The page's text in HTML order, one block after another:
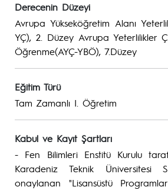
Derecenin Düzeyi
Avrupa Yükseköğretim Alanı
YÇ), 2. Düzey Avrupa Yeterlilikler
Öğrenme(AYÇ-YBÖ), 7.Düzey
Eğitim Türü
Tam Zamanlı I. Öğretim
Kabul ve Kayıt Şartları
- Fen Bilimleri Enstitü Kurulu
Karadeniz Teknik Üniversitesi
onaylanan "Lisansüstü